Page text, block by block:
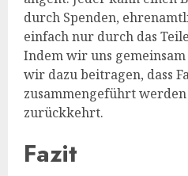
durch Spenden,
einfach nur durch das
Indem wir uns
wir dazu beitragen, dass
zusammengeführt
zurückkehrt.
Fazit